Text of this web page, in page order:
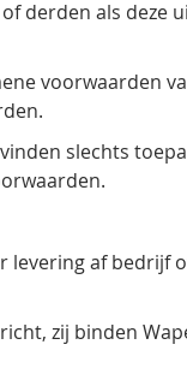
derden als deze
voorwaarden
slechts
levering af bedrijf
zij binden